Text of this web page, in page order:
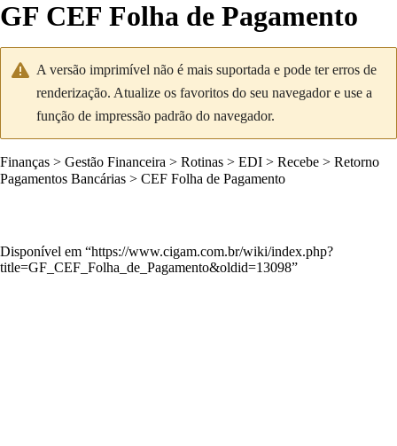
GF CEF Folha de Pagamento
A versão imprimível não é mais suportada e pode ter erros de
renderização. Atualize os favoritos do seu navegador e use a
função de impressão padrão do navegador.
Finanças > Gestão Financeira > Rotinas > EDI > Recebe > Retorno
Pagamentos Bancárias > CEF Folha de Pagamento
Disponível em “https://www.cigam.com.br/wiki/index.php?
title=GF_CEF_Folha_de_Pagamento&oldid=13098”